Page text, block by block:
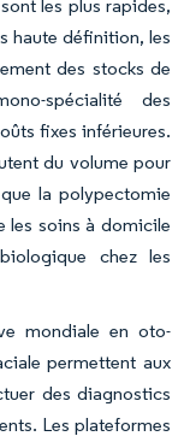
les plus rapides,
haute définition, les
des stocks de
spécialité des
fixes inférieures.
du volume pour
la polypectomie
les soins à domicile
chez les
mondiale en oto-
permettent aux
des diagnostics
Les plateformes